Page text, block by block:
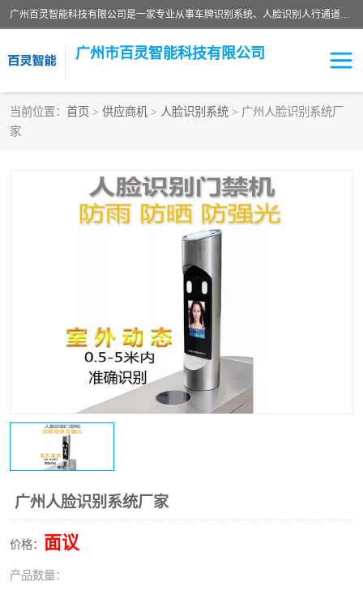
广州百灵智能科技有限公司是一家专业从事车牌识别系统、人脸识别人行通道、安防监控交通设施、停车场智能管理系统、停车场云平台、车牌识别一体机、自动道闸、通道设备、交通设施及交通划线等产品研发、生产和销售的高新技术企业。
广州市百灵智能科技有限公司
当前位置： 首页 > 供应商机 > 人脸识别系统 > 广州人脸识别系统厂
家
广州人脸识别系统厂家
价格： 面议
产品数量：
人脸识别系统